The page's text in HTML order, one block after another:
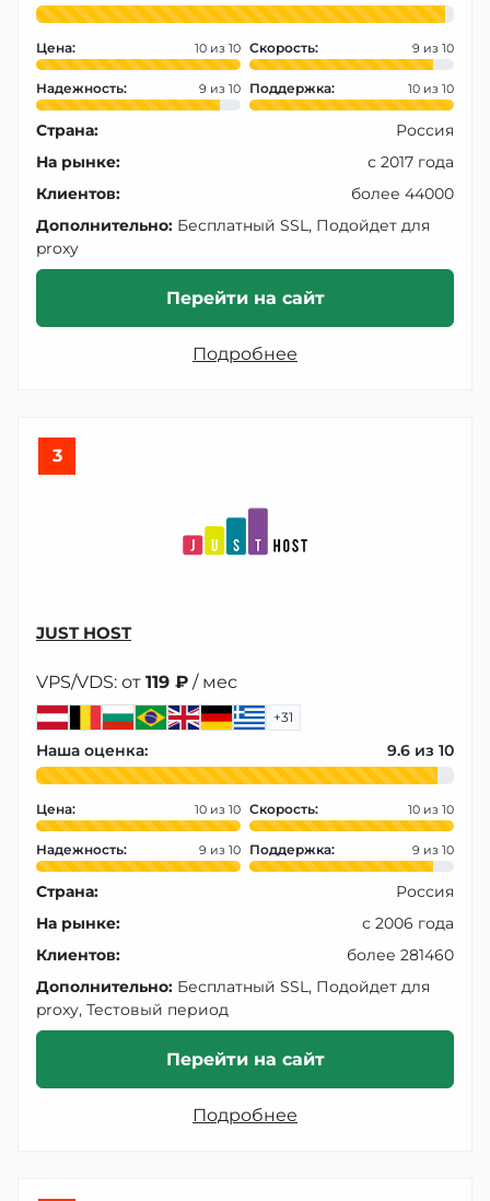
Цена: 10 Скорость: 9
Надежность: 9 Поддержка: 10
Страна:
Россия
На рынке:
с 2017 года
Клиентов:
более 44000
Дополнительно: Бесплатный SSL, Подойдет для
proxy
Перейти на сайт
Подробнее
3
JUST HOST
VPS/VDS: от 119 ₽ / мес
+31
Наша оценка: 9.6
Цена: 10 Скорость: 10
Надежность: 9 Поддержка: 9
Страна:
Россия
На рынке:
с 2006 года
Клиентов:
более 281460
Дополнительно: Бесплатный SSL, Подойдет для
proxy, Тестовый период
Перейти на сайт
Подробнее